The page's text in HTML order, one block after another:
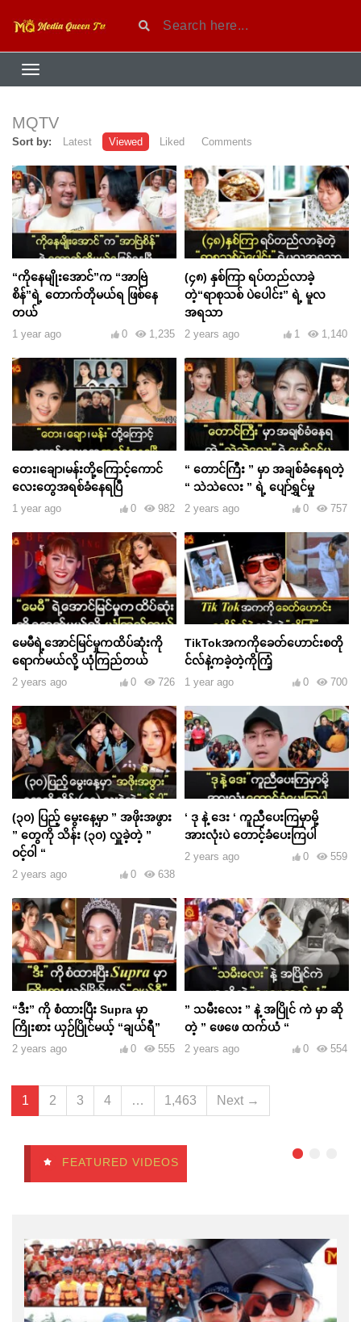
MQTV
Sort by: Latest Viewed Liked Comments
“ကိုနေမျိုးအောင်”က “အာဗြဲ
စိန်”ရဲ့ တောက်တိုမယ်ရ ဖြစ်နေ
တယ်
1 year ago 1,235
0
(၄၈) နှစ်ကြာ ရပ်တည်လာခဲ့
တဲ့“ရာစုသစ် ပဲပေါင်း” ရဲ့ မူလ
အရသာ
2 years ago 1,140
1
တေး၊ချော၊မန်းတို့ကြောင့်ကောင်
လေးတွေအရစ်ခံနေရပြီ
1 year ago 982
0
“ တောင်ကြီး ” မှာ အချစ်ခံနေရတဲ့
“ သဲသဲလေး ” ရဲ့ ပျော်ရွှင်မှု
2 years ago 757
0
မေမီရဲ့အောင်မြင်မှုကထိပ်ဆုံးကို
ရောက်မယ်လို့ ယုံကြည်တယ်
2 years ago 726
0
TikTokအကကိုခေတ်ဟောင်းစတို
င်လ်နဲ့ကခဲ့တဲ့ကိုကြံ့
1 year ago 700
0
(၃၀) ပြည့် မွေးနေ့မှာ ” အဖိုးအဖွား
” တွေကို သိန်း (၃၀) လှူခဲ့တဲ့ ”
ဝင့်ဝါ “
2 years ago 638
0
‘ ဒု နဲ့ ဒေး ‘ ကူညီပေးကြမှာမို့
အားလုံးပဲ တောင့်ခံပေးကြပါ
2 years ago 559
0
“ဒီး” ကို စံထားပြီး Supra မှာ
ကြိုးစား ယှဉ်ပြိုင်မယ့် “ချယ်ရီ”
2 years ago 555
0
” သမီးလေး ” နဲ့ အပြိုင် ကဲ မှာ ဆို
တဲ့ ” ဖေဖေ ထက်ယံ “
2 years ago 554
0
1 2 3 4 … 1,463 Next →
FEATURED VIDEOS